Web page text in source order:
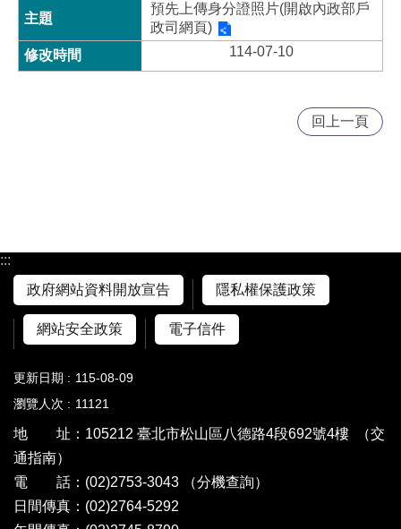
預先上傳身分證照片(開啟內政部戶
政司網頁)
114-07-10
回上一頁
:::
政府網站資料開放宣告
隱私權保護政策
網站安全政策 電子信件
更新日期
115-08-09
瀏覽人次
11121
地 址：105212 臺北市松山區八德路4段692號4樓
（交
通指南）
電 話：(02)2753-3043
（分機查詢）
日間傳真：(02)2764-5292